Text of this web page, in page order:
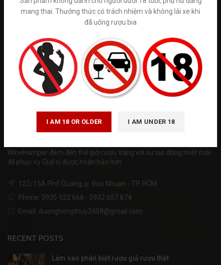
mang thai. Thưởng thức có trách nhiệm và không lái xe khi
đã uống rượu bia
I AM 18 OR OLDER I AM UNDER 18
Tuân thủ Nghị định số 185/2013/NĐ-CP của Chính phủ và luật
Winehamper là trang thông tin chia sẻ kiến thức về rượu ngoại hoạt
động phi lơi nhuận. Chúng tôi không kinh doanh trực tiếp bán trên
internet. Vui lòng đến trực tiếp đến các cửa hàng và hệ thống siêu
thị rượu ngoại hoặc gọi tới số hotline để được tư vấn. ( giá trên
website chỉ mang tính chất tham khảo)
WineHamper đem đến thế giới rượu Vang với sự lao động miệt mài
để phục vụ Quý vị được hoàn hảo hơn
122/15A Phổ Quang, p. Đức Nhuận - TP. HCM
Phone: 0935 922 668 - 0932 657 874
Email: duonghongthuy2408@gmail.com
RECENT POSTS
Làm sao phân biệt rượu giả rượu thật